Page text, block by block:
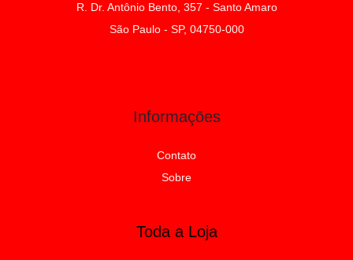
R. Dr. Antônio Bento, 357 - Santo Amaro
São Paulo - SP, 04750-000
Informações
Contato
Sobre
Toda a Loja